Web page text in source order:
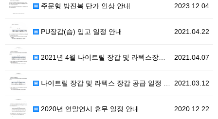
2023.12.04
주문형 방진복 단가 인상 안내
2021.04.22
PU장갑(습) 입고 일정 안내
2021.04.07
2021년 4월 나이트릴 장갑 및 라텍스장갑 공급 일정…
2021.03.12
나이트릴 장갑 및 라텍스 장갑 공급 일정 안내
2020.12.22
2020년 연말연시 휴무 일정 안내